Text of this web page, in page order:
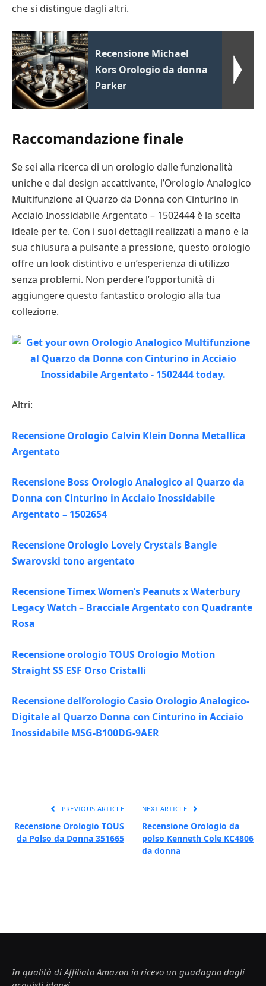
che si distingue dagli altri.
Recensione Michael
Kors Orologio da donna
Parker
Raccomandazione finale
Se sei alla ricerca di un orologio dalle funzionalità
uniche e dal design accattivante, l’Orologio Analogico
Multifunzione al Quarzo da Donna con Cinturino in
Acciaio Inossidabile Argentato – 1502444 è la scelta
ideale per te. Con i suoi dettagli realizzati a mano e la
sua chiusura a pulsante a pressione, questo orologio
offre un look distintivo e un’esperienza di utilizzo
senza problemi. Non perdere l’opportunità di
aggiungere questo fantastico orologio alla tua
collezione.
Altri:
Recensione Orologio Calvin Klein Donna Metallica
Argentato
Recensione Boss Orologio Analogico al Quarzo da
Donna con Cinturino in Acciaio Inossidabile
Argentato – 1502654
Recensione Orologio Lovely Crystals Bangle
Swarovski tono argentato
Recensione Timex Women’s Peanuts x Waterbury
Legacy Watch – Bracciale Argentato con Quadrante
Rosa
Recensione orologio TOUS Orologio Motion
Straight SS ESF Orso Cristalli
Recensione dell’orologio Casio Orologio Analogico-
Digitale al Quarzo Donna con Cinturino in Acciaio
Inossidabile MSG-B100DG-9AER
PREVIOUS ARTICLE
Recensione Orologio TOUS
da Polso da Donna 351665
NEXT ARTICLE
Recensione Orologio da
polso Kenneth Cole KC4806
da donna
In qualità di Affiliato Amazon io ricevo un guadagno dagli